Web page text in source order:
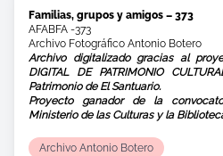
Familias, grupos y amigos – 373
AFABFA -373
Archivo Fotográfico Antonio Botero
Archivo digitalizado gracias al
DIGITAL DE PATRIMONIO
Patrimonio de El Santuario.
Proyecto ganador de la
Ministerio de las Culturas y la
Archivo Antonio Botero